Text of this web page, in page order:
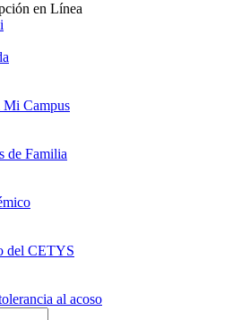
en Línea
Mi Campus
de Familia
del CETYS
al acoso